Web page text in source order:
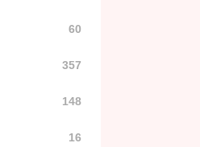
60
357
148
16